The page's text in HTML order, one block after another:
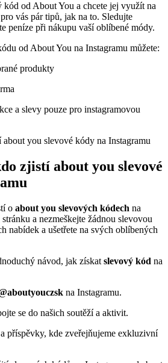
kód od About You a chcete jej využít na
vás pár tipů, jak na to. Sledujte
peníze při nákupu vaší oblíbené módy.
od About You na Instagramu můžete:
produkty
a slevy pouze pro instagramovou
zjistí about you slevové
o about you slevových kódech na
a nezmeškejte žádnou slevovou
nabídek a ušetřete na svých oblíbených
návod, jak získat slevový kód na
na Instagramu.
se do našich soutěží a aktivit.
příspěvky, kde zveřejňujeme exkluzivní